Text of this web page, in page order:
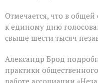
Отмечается, что в общей
к единому дню
свыше шести тысяч
Александр Брод
практики
работе ассоциации